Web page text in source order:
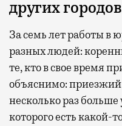
других
За семь лет работы в
разных людей:
те, кто в свое время
объяснимо:
несколько раз
которого есть какой-